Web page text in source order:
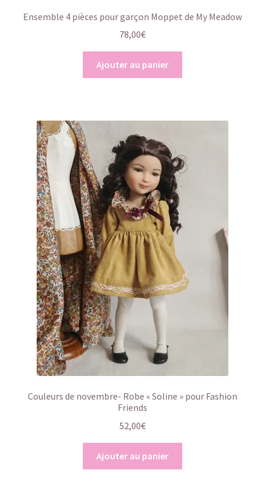
Ensemble 4 pièces pour garçon Moppet de My Meadow
78,00€
Ajouter au panier
Couleurs de novembre- Robe « Soline » pour Fashion
Friends
52,00€
Ajouter au panier